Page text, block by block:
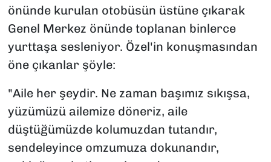
önünde kurulan otobüsün üstüne çıkarak
Genel Merkez önünde toplanan binlerce
yurttaşa sesleniyor. Özel'in konuşmasından
öne çıkanlar şöyle:
"Aile her şeydir. Ne zaman başımız sıkışsa,
yüzümüzü ailemize döneriz, aile
düştüğümüzde kolumuzdan tutandır,
sendeleyince omzumuza dokunandır,